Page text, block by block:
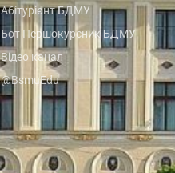
Абітурієнт БДМУ
Бот Першокурсник БДМУ
Відео канал
@BsmuEdu